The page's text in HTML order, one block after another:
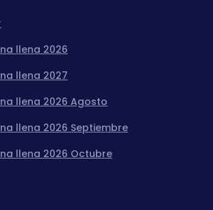
llena 2026
llena 2027
llena 2026 Agosto
llena 2026 Septiembre
llena 2026 Octubre